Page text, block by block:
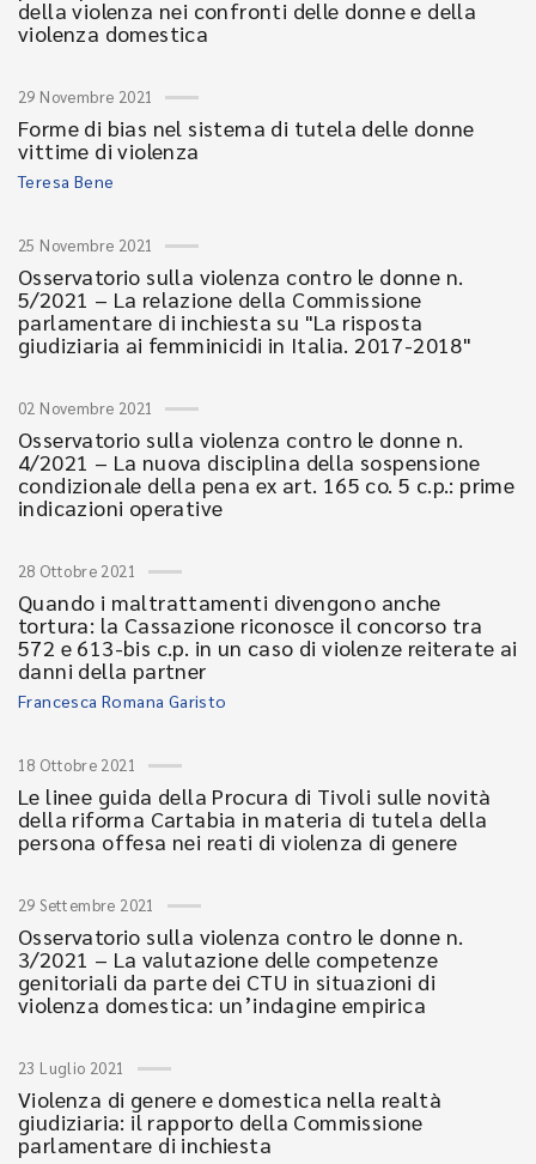
della violenza nei confronti delle donne e della
violenza domestica
29 Novembre 2021
Forme di bias nel sistema di tutela delle donne
vittime di violenza
Teresa Bene
25 Novembre 2021
Osservatorio sulla violenza contro le donne n.
5/2021 – La relazione della Commissione
parlamentare di inchiesta su "La risposta
giudiziaria ai femminicidi in Italia. 2017-2018"
02 Novembre 2021
Osservatorio sulla violenza contro le donne n.
4/2021 – La nuova disciplina della sospensione
condizionale della pena ex art. 165 co. 5 c.p.: prime
indicazioni operative
28 Ottobre 2021
Quando i maltrattamenti divengono anche
tortura: la Cassazione riconosce il concorso tra
572 e 613-bis c.p. in un caso di violenze reiterate ai
danni della partner
Francesca Romana Garisto
18 Ottobre 2021
Le linee guida della Procura di Tivoli sulle novità
della riforma Cartabia in materia di tutela della
persona offesa nei reati di violenza di genere
29 Settembre 2021
Osservatorio sulla violenza contro le donne n.
3/2021 – La valutazione delle competenze
genitoriali da parte dei CTU in situazioni di
violenza domestica: un’indagine empirica
23 Luglio 2021
Violenza di genere e domestica nella realtà
giudiziaria: il rapporto della Commissione
parlamentare di inchiesta